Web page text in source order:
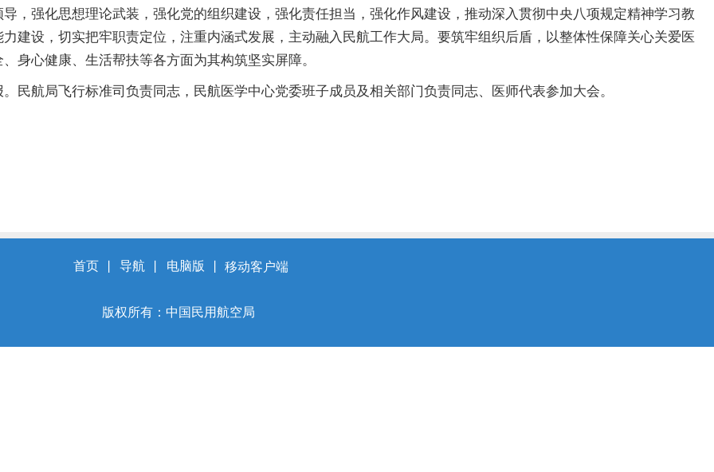
，强化思想理论武装，强化党的组织建设，强化责任担当，强化作风建设，推动深入贯彻中央八项规定精神学习教
建设，切实把牢职责定位，注重内涵式发展，主动融入民航工作大局。要筑牢组织后盾，以整体性保障关心关爱医
身心健康、生活帮扶等各方面为其构筑坚实屏障。
航局飞行标准司负责同志，民航医学中心党委班子成员及相关部门负责同志、医师代表参加大会。
首页 丨 导航 丨 电脑版 丨 移动客户端
版权所有：中国民用航空局